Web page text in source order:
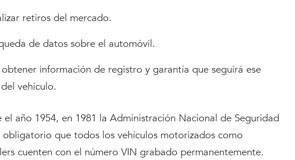
retiros del mercado.
de datos sobre el automóvil.
información de registro y garantía que seguirá ese
vehículo.
el año 1954, en 1981 la Administración Nacional de Seguridad
que todos los vehículos motorizados como
cuenten con el número VIN grabado permanentemente.